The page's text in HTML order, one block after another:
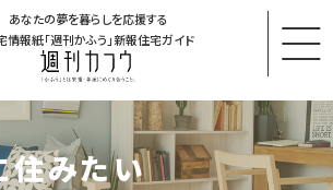
あなたの夢を暮らしを応援する
情報紙「週刊かふう」新報住宅ガイド
住みたい